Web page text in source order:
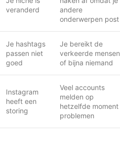
veranderd
andere
onderwerpen post
Je hashtags
passen niet
goed
Je bereikt de
verkeerde mensen
of bijna niemand
Instagram
heeft een
storing
Veel accounts
melden op
hetzelfde moment
problemen